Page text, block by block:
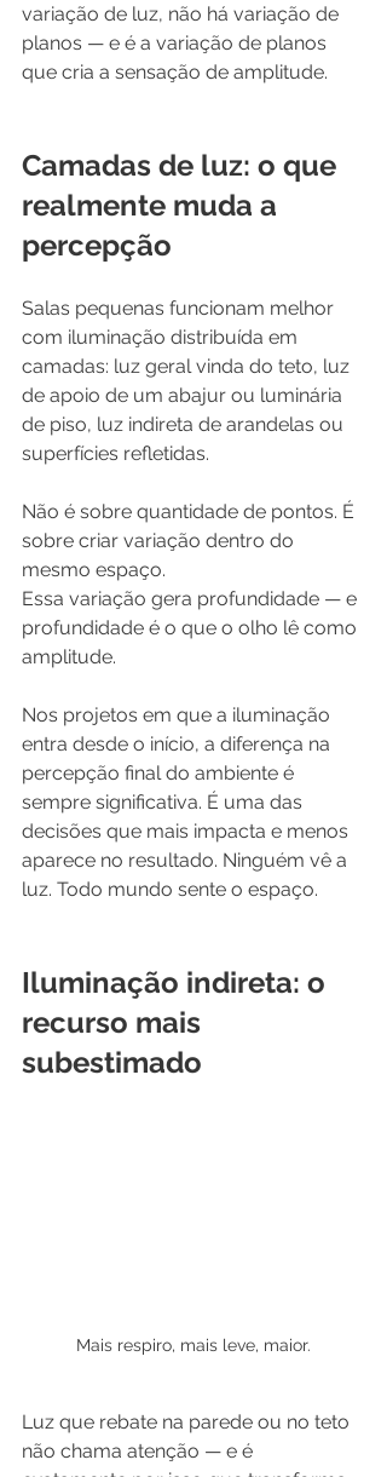
variação de luz, não há variação de
planos — e é a variação de planos
que cria a sensação de amplitude.
Camadas de luz: o que
realmente muda a
percepção
Salas pequenas funcionam melhor
com iluminação distribuída em
camadas: luz geral vinda do teto, luz
de apoio de um abajur ou luminária
de piso, luz indireta de arandelas ou
superfícies refletidas.
Não é sobre quantidade de pontos. É
sobre criar variação dentro do
mesmo espaço.
Essa variação gera profundidade — e
profundidade é o que o olho lê como
amplitude.
Nos projetos em que a iluminação
entra desde o início, a diferença na
percepção final do ambiente é
sempre significativa. É uma das
decisões que mais impacta e menos
aparece no resultado. Ninguém vê a
luz. Todo mundo sente o espaço.
Iluminação indireta: o
recurso mais
subestimado
Mais respiro, mais leve, maior.
Luz que rebate na parede ou no teto
não chama atenção — e é